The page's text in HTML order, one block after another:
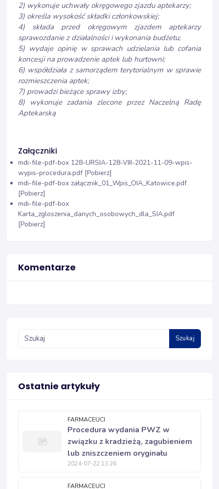
2) wykonuje uchwały okręgowego zjazdu aptekarzy;
3) określa wysokość składki członkowskiej;
4) składa przed okręgowym zjazdem aptekarzy
sprawozdanie z działalności i wykonania budżetu;
5) wydaje opinię w sprawach udzielania lub cofania
koncesji na prowadzenie aptek lub hurtowni;
6) współdziała z samorządem terytorialnym w sprawie
rozmieszczenia aptek;
7) prowadzi bieżące sprawy izby;
8) wykonuje zadania zlecone przez Naczelną Radę
Aptekarską
Załączniki
mdi-file-pdf-box 128-URSIA-128-VIII-2021-11-09-wpis-
wypis-procedura.pdf [Pobierz]
mdi-file-pdf-box załącznik_01_Wpis_OIA_Katowice.pdf
[Pobierz]
mdi-file-pdf-box
Karta_zgloszenia_danych_osobowych_dla_SIA.pdf
[Pobierz]
Komentarze
Szukaj
Ostatnie artykuły
FARMACEUCI
Procedura wydania PWZ w
związku z kradzieżą, zagubieniem
lub zniszczeniem oryginału
2024-07-22 13:26
FARMACEUCI